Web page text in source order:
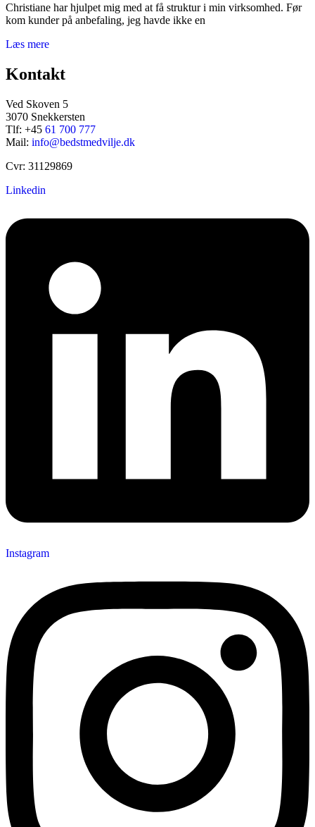
Christiane har hjulpet mig med at få struktur i min virksomhed. Før
kom kunder på anbefaling, jeg havde ikke en
Læs mere
Kontakt
Ved Skoven 5
3070 Snekkersten
Tlf: +45 61 700 777
Mail: info@bedstmedvilje.dk
Cvr: 31129869
Linkedin
Instagram